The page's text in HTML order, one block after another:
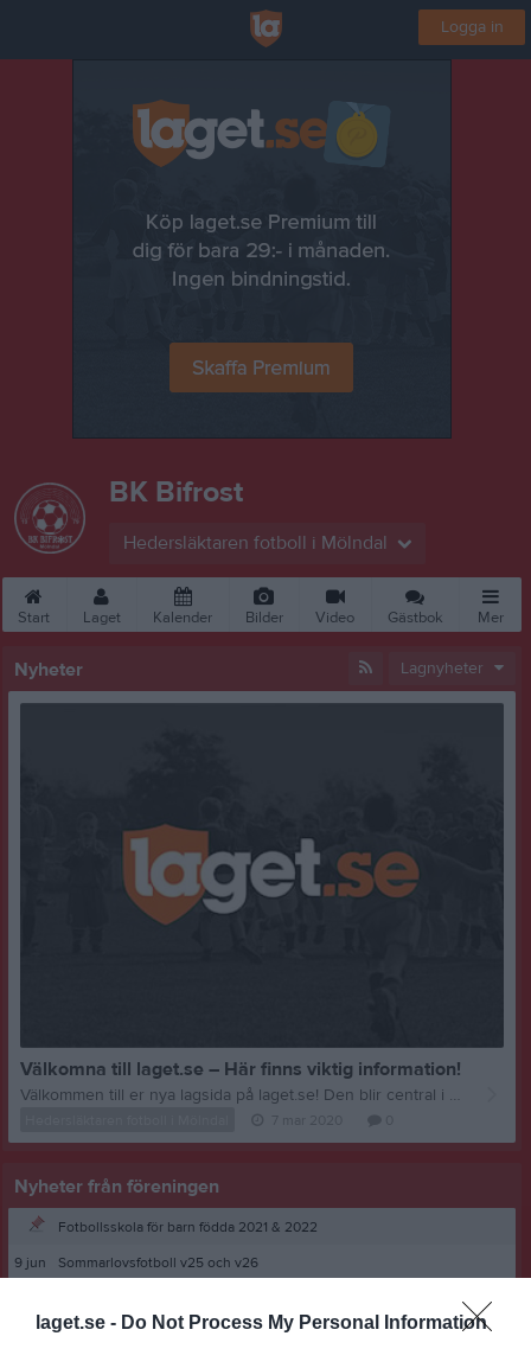
laget.se - Do Not Process My Personal Information
Logga in
BK Bifrost
Hedersläktaren fotboll i Mölndal
Start Laget Kalender Bilder Video Gästbok Mer
Nyheter Lagnyheter
Välkomna till laget.se – Här finns viktig information!
Välkommen till er nya lagsida på laget.se! Den blir central i all kommunikation mellan spelare, ledare, föräldrar och andra intresserade. För att komma igång direkt med en bra kommunikation i och omkring laget finns ett antal viktiga punkter för sidans administratör: • Logga in och lägga till alla spelare och ledare under Medlemmar. • Fylla på kalendern med alla inplanerade aktiviteter. Matcher läggs till via Serier medan träningar och andra aktiviteter läggs till via Aktiviteter. • Skriv nyheter löpande och berätta om verksamheten. I takt med att nya nyheter läggs till kommer den här nyhetstexten att försvinna. Om någon i laget har frågor om laget.se är man alltid välkommen att kontakta vår support på support@laget.se eller 019-15 44 00. Varmt välkomna till laget.se!
Nyheter från föreningen
Fotbollsskola för barn födda 2021 & 2022
9 jun
Sommarlovsfotboll v25 och v26